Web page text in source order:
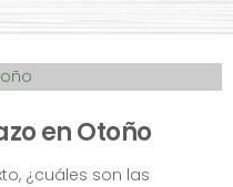
en Otoño
¿cuáles son las